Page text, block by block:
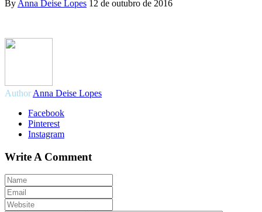
By Anna Deise Lopes 12 de outubro de 2016
Author Anna Deise Lopes
Facebook
Pinterest
Instagram
Write A Comment